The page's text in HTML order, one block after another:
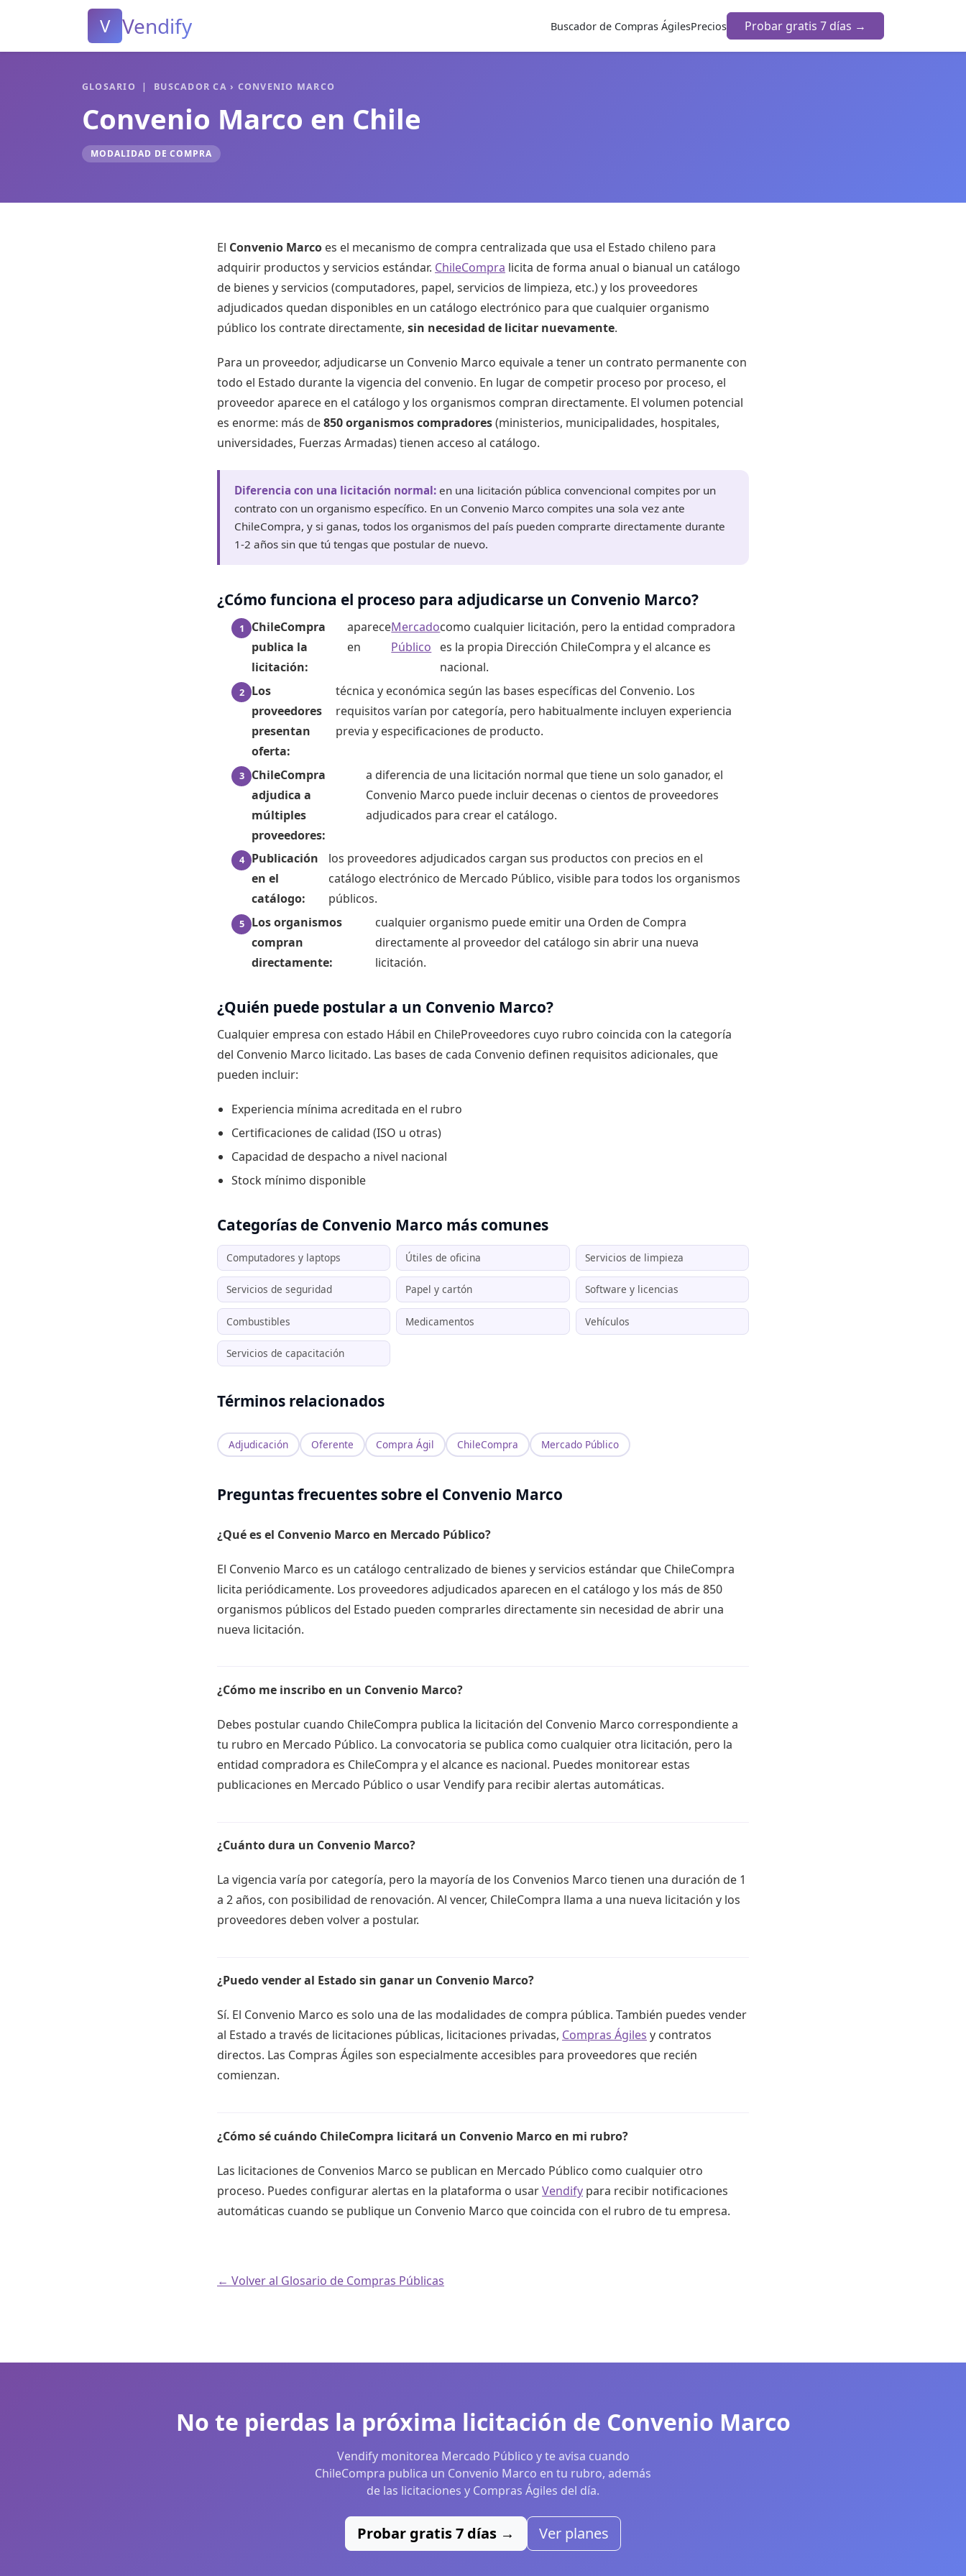
V Vendify Buscador de Compras ÁgilesPrecios Probar gratis 7 días →
GLOSARIO | BUSCADOR CA › CONVENIO MARCO
Convenio Marco en Chile
MODALIDAD DE COMPRA
El Convenio Marco es el mecanismo de compra centralizada que usa el Estado chileno para
adquirir productos y servicios estándar. ChileCompra licita de forma anual o bianual un catálogo
de bienes y servicios (computadores, papel, servicios de limpieza, etc.) y los proveedores
adjudicados quedan disponibles en un catálogo electrónico para que cualquier organismo
público los contrate directamente, sin necesidad de licitar nuevamente.
Para un proveedor, adjudicarse un Convenio Marco equivale a tener un contrato permanente con
todo el Estado durante la vigencia del convenio. En lugar de competir proceso por proceso, el
proveedor aparece en el catálogo y los organismos compran directamente. El volumen potencial
es enorme: más de850 organismos compradores(ministerios, municipalidades, hospitales,
universidades, Fuerzas Armadas) tienen acceso al catálogo.
Diferencia con una licitación normal: en una licitación pública convencional compites por un
contrato con un organismo específico. En un Convenio Marco compites una sola vez ante
ChileCompra, y si ganas, todos los organismos del país pueden comprarte directamente durante
1-2 años sin que tú tengas que postular de nuevo.
¿Cómo funciona el proceso para adjudicarse un Convenio Marco?
ChileCompra
publica la
licitación:
aparece
en
Mercado
Público
como cualquier licitación, pero la entidad compradora
es la propia Dirección ChileCompra y el alcance es
nacional.
Los
proveedores
presentan
oferta:
técnica y económica según las bases específicas del Convenio. Los
requisitos varían por categoría, pero habitualmente incluyen experiencia
previa y especificaciones de producto.
ChileCompra
adjudica a
múltiples
proveedores:
a diferencia de una licitación normal que tiene un solo ganador, el
Convenio Marco puede incluir decenas o cientos de proveedores
adjudicados para crear el catálogo.
Publicación
en el
catálogo:
los proveedores adjudicados cargan sus productos con precios en el
catálogo electrónico de Mercado Público, visible para todos los organismos
públicos.
Los organismos
compran
directamente:
cualquier organismo puede emitir una Orden de Compra
directamente al proveedor del catálogo sin abrir una nueva
licitación.
¿Quién puede postular a un Convenio Marco?
Cualquier empresa con estado Hábil en ChileProveedores cuyo rubro coincida con la categoría
del Convenio Marco licitado. Las bases de cada Convenio definen requisitos adicionales, que
pueden incluir:
Experiencia mínima acreditada en el rubro
Certificaciones de calidad (ISO u otras)
Capacidad de despacho a nivel nacional
Stock mínimo disponible
Categorías de Convenio Marco más comunes
Computadores y laptops Útiles de oficina Servicios de limpieza
Servicios de seguridad Papel y cartón Software y licencias
Combustibles Medicamentos Vehículos
Servicios de capacitación
Términos relacionados
Adjudicación Oferente Compra Ágil ChileCompra Mercado Público
Preguntas frecuentes sobre el Convenio Marco
¿Qué es el Convenio Marco en Mercado Público?
El Convenio Marco es un catálogo centralizado de bienes y servicios estándar que ChileCompra
licita periódicamente. Los proveedores adjudicados aparecen en el catálogo y los más de 850
organismos públicos del Estado pueden comprarles directamente sin necesidad de abrir una
nueva licitación.
¿Cómo me inscribo en un Convenio Marco?
Debes postular cuando ChileCompra publica la licitación del Convenio Marco correspondiente a
tu rubro en Mercado Público. La convocatoria se publica como cualquier otra licitación, pero la
entidad compradora es ChileCompra y el alcance es nacional. Puedes monitorear estas
publicaciones en Mercado Público o usar Vendify para recibir alertas automáticas.
¿Cuánto dura un Convenio Marco?
La vigencia varía por categoría, pero la mayoría de los Convenios Marco tienen una duración de 1
a 2 años, con posibilidad de renovación. Al vencer, ChileCompra llama a una nueva licitación y los
proveedores deben volver a postular.
¿Puedo vender al Estado sin ganar un Convenio Marco?
Sí. El Convenio Marco es solo una de las modalidades de compra pública. También puedes vender
al Estado a través de licitaciones públicas, licitaciones privadas, Compras Ágiles y contratos
directos. Las Compras Ágiles son especialmente accesibles para proveedores que recién
comienzan.
¿Cómo sé cuándo ChileCompra licitará un Convenio Marco en mi rubro?
Las licitaciones de Convenios Marco se publican en Mercado Público como cualquier otro
proceso. Puedes configurar alertas en la plataforma o usarVendify para recibir notificaciones
automáticas cuando se publique un Convenio Marco que coincida con el rubro de tu empresa.
← Volver al Glosario de Compras Públicas
No te pierdas la próxima licitación de Convenio Marco
Vendify monitorea Mercado Público y te avisa cuando
ChileCompra publica un Convenio Marco en tu rubro, además
de las licitaciones y Compras Ágiles del día.
Probar gratis 7 días → Ver planes